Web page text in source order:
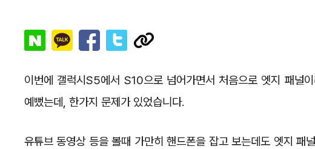
이번에 갤럭시S5에서 S10으로 넘어가면서 처음으로 엣지 패널
예뻤는데, 한가지 문제가 있었습니다.
유튜브 동영상 등을 볼때 가만히 핸드폰을 잡고 보는데도 엣지 패